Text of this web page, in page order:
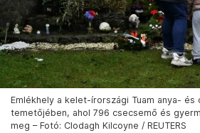
Emlékhely a kelet-írországi Tuam anya- és
temetőjében, ahol 796 csecsemő és
meg – Fotó: Clodagh Kilcoyne / REUTERS